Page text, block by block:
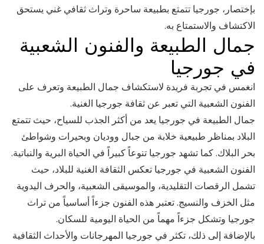
بإختصار، جورجيا تتمتع بطبيعة ساحرة وتراث ثقافي غني يستحق
الاكتشاف والاستمتاع به.
جمال الطبيعة والفنون الشعبية
في جورجيا
انغمس في تجربة فريدة لاستكشاف جمال الطبيعة وتعرف على
الفنون الشعبية التي تعبر عن ثقافة جورجيا الغنية.
جمال الطبيعة في جورجيا يعد من أكثر الجذب للسياح، حيث تتمتع
البلاد بمناظر طبيعية خلابة من جبال ووديان وبحيرات وشواطئ
بحر البلاك. كما تشهد جورجيا تنوعاً كبيراً في الحياة البرية والنباتية.
الفنون الشعبية في جورجيا تعكس الثقافة الغنية للبلاد، حيث
تشمل الرقصات التقليدية، والموسيقى الشعبية، والحرف اليدوية
مثل الخزف والنسيج. تعتبر هذه الفنون جزءاً أساسياً من تراث
جورجيا وتشكل جزءاً مهماً من الحياة اليومية للسكان.
بالإضافة إلى ذلك، تكثر في جورجيا المهرجانات والأحداث الثقافية